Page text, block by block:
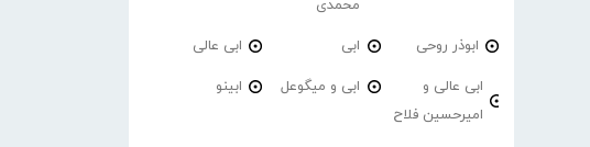
محمدی
ابوذر روحی ابی ابی عالی
ابی عالی و
امیرحسین فلاح
ابی و میگوعل ابینو